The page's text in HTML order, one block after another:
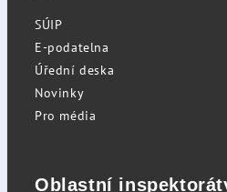
SÚIP
E-podatelna
Úřední deska
Novinky
Pro média
Oblastní